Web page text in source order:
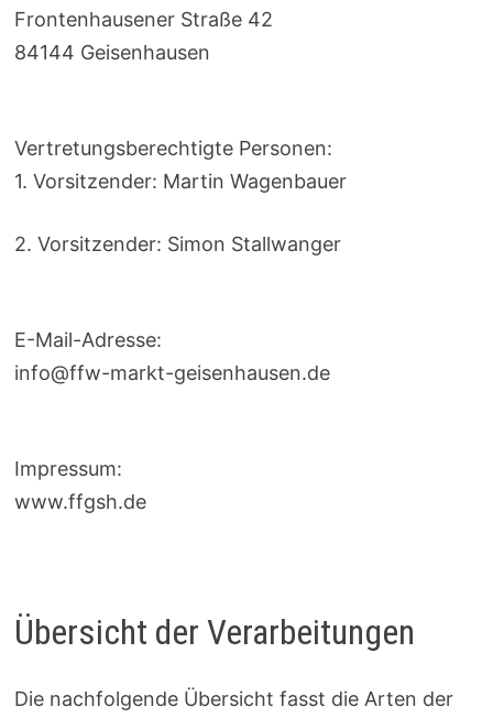
Frontenhausener Straße 42
84144 Geisenhausen
Vertretungsberechtigte Personen:
1. Vorsitzender: Martin Wagenbauer
2. Vorsitzender: Simon Stallwanger
E-Mail-Adresse:
info@ffw-markt-geisenhausen.de
Impressum:
www.ffgsh.de
Übersicht der Verarbeitungen
Die nachfolgende Übersicht fasst die Arten der